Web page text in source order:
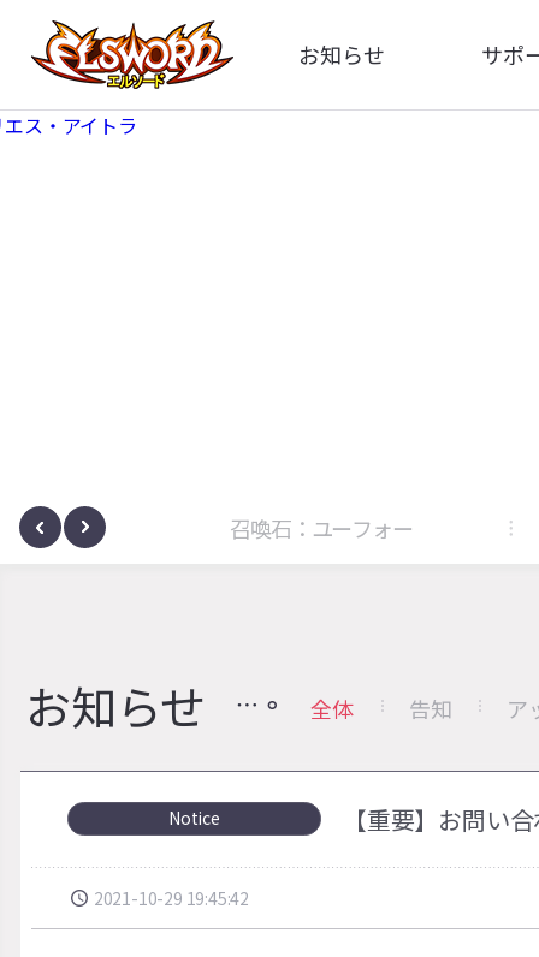
お知らせ
全体
サポ
サノヴァ 召喚石：ユーフォー
お知らせ 全体 告知 ア
Notice 【重要】お問い
2021-10-29 19:45:42